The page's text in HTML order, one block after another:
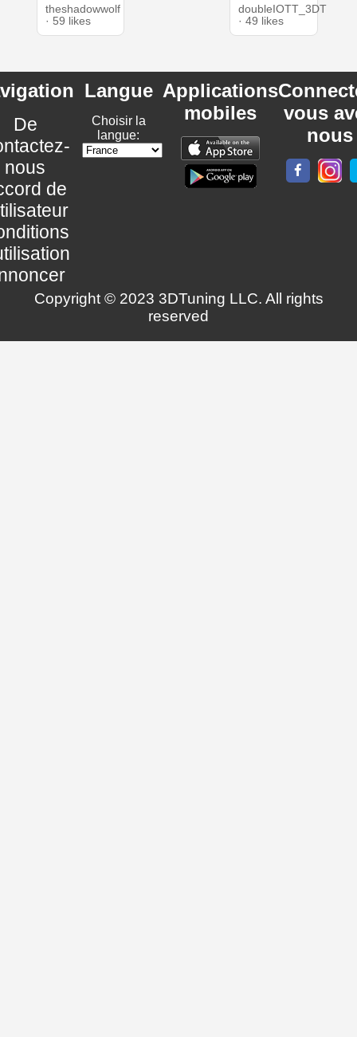
theshadowwolf
· 59 likes
doubleIOTT_3DT
· 49 likes
De
nous
de
Langue
Choisir la
langue:
Applications
mobiles
vous
nous
Copyright © 2023 3DTuning LLC. All rights
reserved